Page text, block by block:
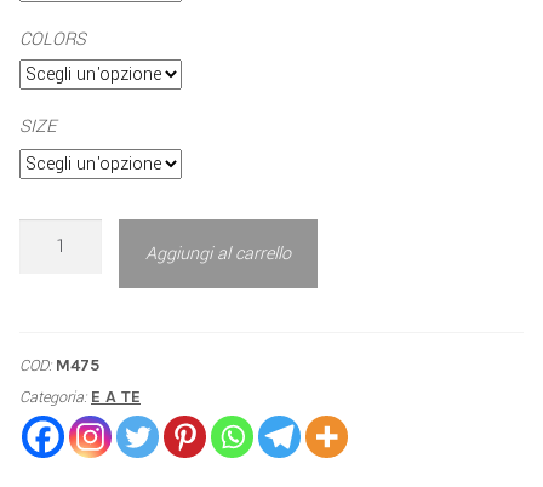
COLORS
SIZE
Aggiungi al carrello
COD: M475
Categoria: E A TE